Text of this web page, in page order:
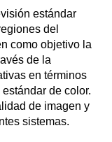
estándar
del
como objetivo la
de la
en términos
de color.
de imagen y
sistemas.